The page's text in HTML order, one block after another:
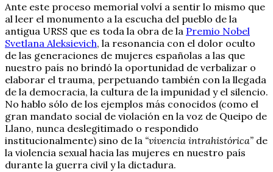
Ante este proceso memorial volví a sentir lo mismo que
al leer el monumento a la escucha del pueblo de la
antigua URSS que es toda la obra de la Premio Nobel
Svetlana Aleksievich, la resonancia con el dolor oculto
de las generaciones de mujeres españolas a las que
nuestro país no brindó la oportunidad de verbalizar o
elaborar el trauma, perpetuando también con la llegada
de la democracia, la cultura de la impunidad y el silencio.
No hablo sólo de los ejemplos más conocidos (como el
gran mandato social de violación en la voz de Queipo de
Llano, nunca deslegitimado o respondido
institucionalmente) sino de la “vivencia intrahistórica” de
la violencia sexual hacia las mujeres en nuestro país
durante la guerra civil y la dictadura.